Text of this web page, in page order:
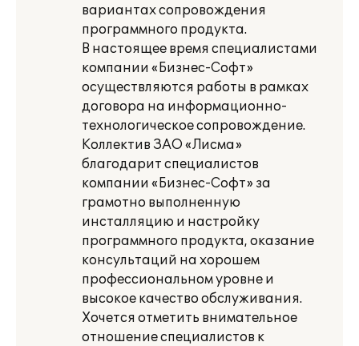
вариантах сопровождения
программного продукта.
В настоящее время специалистами
компании «Бизнес-Софт»
осуществляются работы в рамках
договора на информационно-
технологическое сопровождение.
Коллектив ЗАО «Лисма»
благодарит специалистов
компании «Бизнес-Софт» за
грамотно выполненную
инсталляцию и настройку
программного продукта, оказание
консультаций на хорошем
профессиональном уровне и
высокое качество обслуживания.
Хочется отметить внимательное
отношение специалистов к